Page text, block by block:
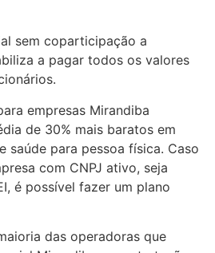
sem coparticipação a
a pagar todos os valores
empresas Mirandiba
de 30% mais baratos em
saúde para pessoa física. Caso
com CNPJ ativo, seja
é possível fazer um plano
das operadoras que